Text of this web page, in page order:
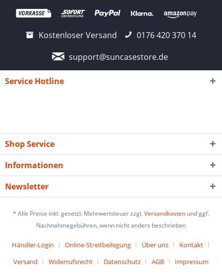
Kostenloser Versand
0176 420 370 14
support@suncasestore.de
Service Hotline
Shop Service
Informationen
Newsletter
* Alle Preise inkl. gesetzl. Mehrwertsteuer zzgl.Versandkosten und ggf.
Nachnahmegebühren, wenn nicht anders beschrieben
Händler-Login Online-Streitbeilegung Über uns
Kontakt
Versand
Widerrufsrecht Datenschutz AGB Impressum